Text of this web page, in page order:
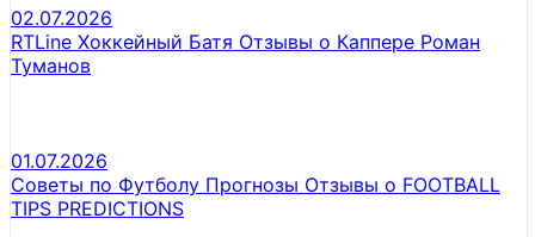
02.07.2026
RTLine Хоккейный Батя Отзывы о Каппере Роман
Туманов
01.07.2026
Советы по Футболу Прогнозы Отзывы о FOOTBALL
TIPS PREDICTIONS